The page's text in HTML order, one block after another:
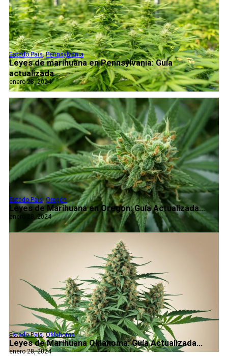
Leyes de marihuana en Pennsylvania: Guía
actualizada...
Estado Pais,Pennsylvania
enero 28, 2024
Leyes de Marihuana en Oregon: Guía Actualizada...
Estado Pais,Oregón
enero 28, 2024
Leyes de Marihuana Oklahoma: Guía Actualizada...
Estado Pais,Oklahoma
enero 28, 2024